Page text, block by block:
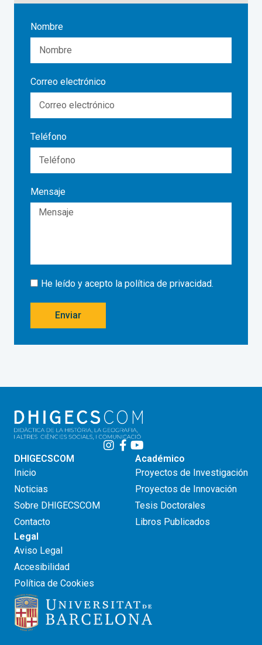
Nombre
Correo electrónico
Teléfono
Mensaje
He leído y acepto la política de privacidad.
Enviar
DHIGECSCOM
Inicio
Noticias
Sobre DHIGECSCOM
Contacto
Académico
Proyectos de Investigación
Proyectos de Innovación
Tesis Doctorales
Libros Publicados
Legal
Aviso Legal
Accesibilidad
Política de Cookies